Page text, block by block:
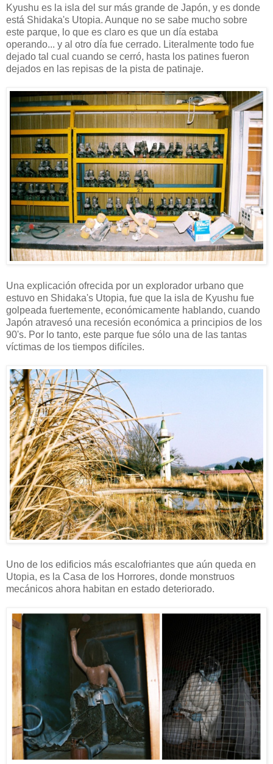
Kyushu es la isla del sur más grande de Japón, y es donde
está Shidaka's Utopia. Aunque no se sabe mucho sobre
este parque, lo que es claro es que un día estaba
operando... y al otro día fue cerrado. Literalmente todo fue
dejado tal cual cuando se cerró, hasta los patines fueron
dejados en las repisas de la pista de patinaje.
Una explicación ofrecida por un explorador urbano que
estuvo en Shidaka's Utopia, fue que la isla de Kyushu fue
golpeada fuertemente, económicamente hablando, cuando
Japón atravesó una recesión económica a principios de los
90's. Por lo tanto, este parque fue sólo una de las tantas
víctimas de los tiempos difíciles.
Uno de los edificios más escalofriantes que aún queda en
Utopia, es la Casa de los Horrores, donde monstruos
mecánicos ahora habitan en estado deteriorado.